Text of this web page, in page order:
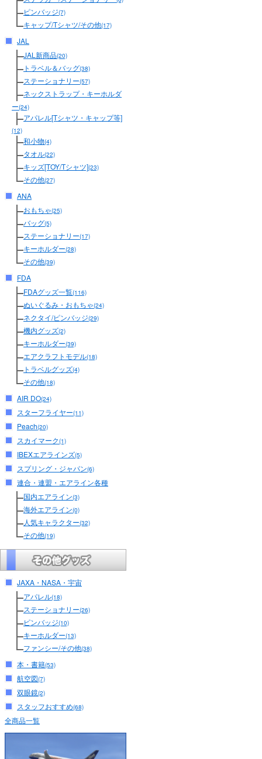
ピンバッジ(7)
キャップ/Tシャツ/その他(17)
JAL
JAL新商品(20)
トラベル＆バッグ(38)
ステーショナリー(57)
ネックストラップ・キーホルダ
ー(24)
アパレル[Tシャツ・キャップ等]
(12)
和小物(4)
タオル(22)
キッズ[TOY/Tシャツ](23)
その他(27)
ANA
おもちゃ(25)
バッグ(5)
ステーショナリー(17)
キーホルダー(28)
その他(39)
FDA
FDAグッズ一覧(116)
ぬいぐるみ・おもちゃ(24)
ネクタイ/ピンバッジ(29)
機内グッズ(2)
キーホルダー(39)
エアクラフトモデル(18)
トラベルグッズ(4)
その他(18)
AIR DO(24)
スターフライヤー(11)
Peach(20)
スカイマーク(1)
IBEXエアラインズ(5)
スプリング・ジャパン(6)
連合・連盟・エアライン各種
国内エアライン(3)
海外エアライン(0)
人気キャラクター(32)
その他(19)
JAXA・NASA・宇宙
アパレル(18)
ステーショナリー(26)
ピンバッジ(10)
キーホルダー(13)
ファンシー/その他(38)
本・書籍(53)
航空図(7)
双眼鏡(2)
スタッフおすすめ(68)
全商品一覧